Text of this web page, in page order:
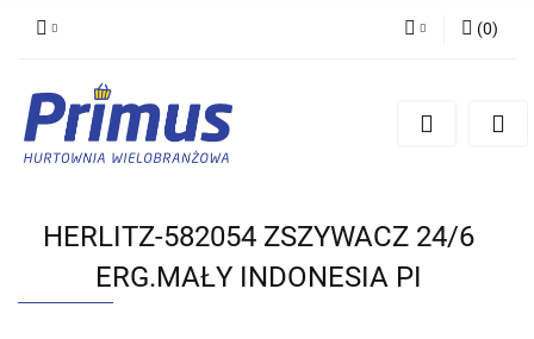
Zarejestruj się
(0)
HERLITZ-582054 ZSZYWACZ 24/6
ERG.MAŁY INDONESIA PI